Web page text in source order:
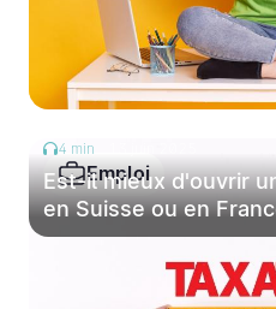
Emploi
4 min
Est-il mieux d'ouvrir
en Suisse ou en